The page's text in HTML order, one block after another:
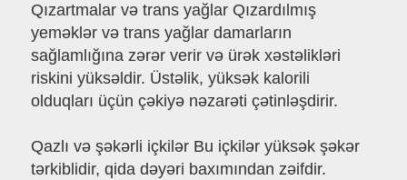
Qızartmalar və trans yağlar Qızardılmış
yeməklər və trans yağlar damarların
sağlamlığına zərər verir və ürək xəstəlikləri
riskini yüksəldir. Üstəlik, yüksək kalorili
olduqları üçün çəkiyə nəzarəti çətinləşdirir.
Qazlı və şəkərli içkilər Bu içkilər yüksək şəkər
tərkiblidir, qida dəyəri baxımından zəifdir.